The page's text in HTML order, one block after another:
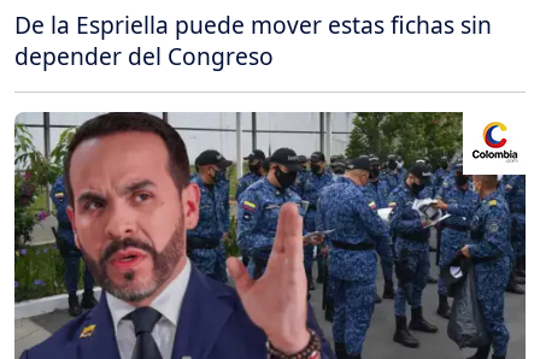
De la Espriella puede mover estas fichas sin
depender del Congreso